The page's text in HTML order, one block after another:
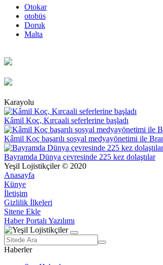
Otokar
otobüs
Doruk
Malta
Karayolu
Kâmil Koç, Kırcaali seferlerine başladı
Kâmil Koç başarılı sosyal medyayönetimi ile
Bayramda Dünya çevresinde 225 kez dolaştılar
Yeşil Lojistikçiler © 2020
Anasayfa
Künye
İletişim
Gizlilik İlkeleri
Sitene Ekle
Haber Portalı Yazılımı
Haberler